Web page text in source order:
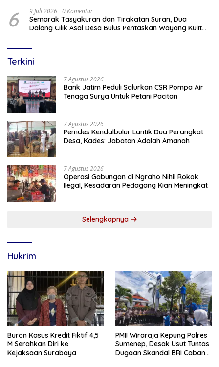
6 9 Juli 2026 0 Komentar
Semarak Tasyakuran dan Tirakatan Suran, Dua
Dalang Cilik Asal Desa Bulus Pentaskan Wayang Kulit
Terkini
7 Agustus 2026
Bank Jatim Peduli Salurkan CSR Pompa Air
Tenaga Surya Untuk Petani Pacitan
7 Agustus 2026
Pemdes Kendalbulur Lantik Dua Perangkat
Desa, Kades: Jabatan Adalah Amanah
7 Agustus 2026
Operasi Gabungan di Ngraho Nihil Rokok
Ilegal, Kesadaran Pedagang Kian Meningkat
Selengkapnya
Hukrim
Buron Kasus Kredit Fiktif 4,5
M Serahkan Diri ke
Kejaksaan Surabaya
PMII Wiraraja Kepung Polres
Sumenep, Desak Usut Tuntas
Dugaan Skandal BRI Cabang